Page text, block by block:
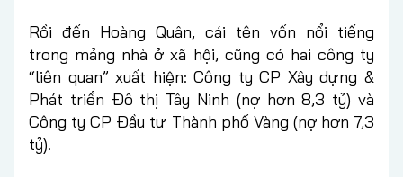
Rồi đến Hoàng Quân, cái tên vốn nổi tiếng
trong mảng nhà ở xã hội, cũng có hai công ty
“liên quan” xuất hiện: Công ty CP Xây dựng &
Phát triển Đô thị Tây Ninh (nợ hơn 8,3 tỷ) và
Công ty CP Đầu tư Thành phố Vàng (nợ hơn 7,3
tỷ).